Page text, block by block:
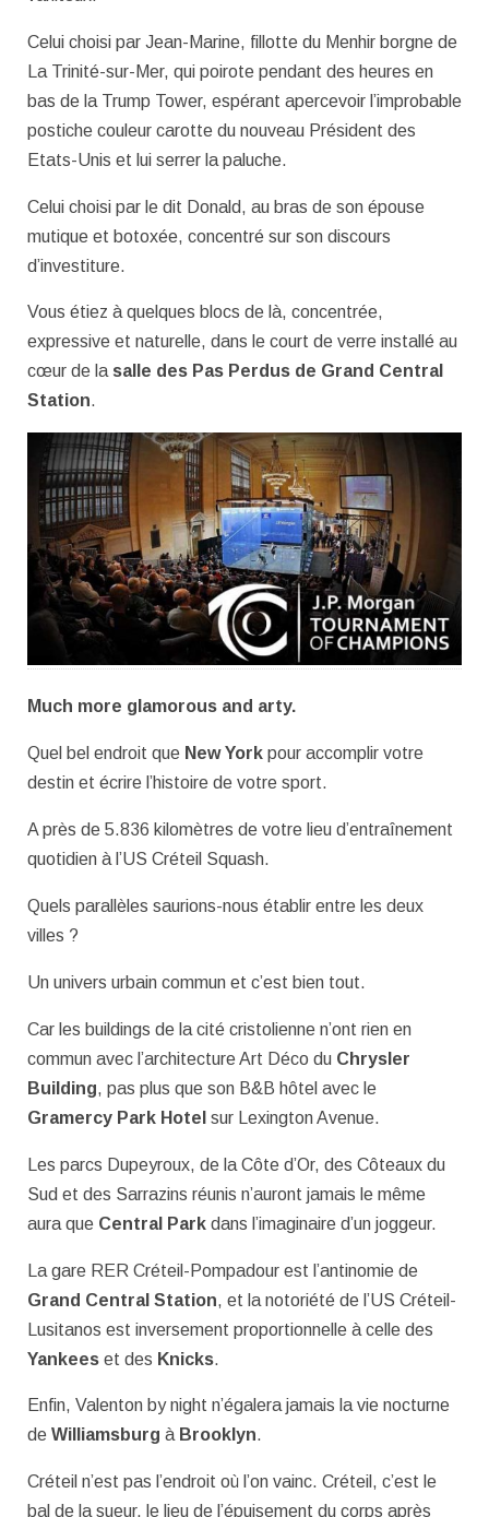
Celui choisi par Jean-Marine, fillotte du Menhir borgne de
La Trinité-sur-Mer, qui poirote pendant des heures en
bas de la Trump Tower, espérant apercevoir l’improbable
postiche couleur carotte du nouveau Président des
Etats-Unis et lui serrer la paluche.
Celui choisi par le dit Donald, au bras de son épouse
mutique et botoxée, concentré sur son discours
d’investiture.
Vous étiez à quelques blocs de là, concentrée,
expressive et naturelle, dans le court de verre installé au
cœur de la salle des Pas Perdus de Grand Central
Station.
Much more glamorous and arty.
Quel bel endroit que New York pour accomplir votre
destin et écrire l’histoire de votre sport.
A près de 5.836 kilomètres de votre lieu d’entraînement
quotidien à l’US Créteil Squash.
Quels parallèles saurions-nous établir entre les deux
villes ?
Un univers urbain commun et c’est bien tout.
Car les buildings de la cité cristolienne n’ont rien en
commun avec l’architecture Art Déco du Chrysler
Building, pas plus que son B&B hôtel avec le
Gramercy Park Hotel sur Lexington Avenue.
Les parcs Dupeyroux, de la Côte d’Or, des Côteaux du
Sud et des Sarrazins réunis n’auront jamais le même
aura que Central Park dans l’imaginaire d’un joggeur.
La gare RER Créteil-Pompadour est l’antinomie de
Grand Central Station, et la notoriété de l’US Créteil-
Lusitanos est inversement proportionnelle à celle des
Yankees et des Knicks.
Enfin, Valenton by night n’égalera jamais la vie nocturne
de Williamsburg à Brooklyn.
Créteil n’est pas l’endroit où l’on vainc. Créteil, c’est le
bal de la sueur, le lieu de l’épuisement du corps après